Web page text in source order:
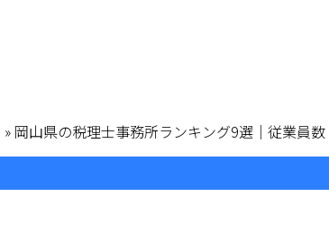
» 岡山県の税理士事務所ランキング9選｜従業員